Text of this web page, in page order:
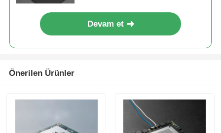
Devam et
Önerilen Ürünler